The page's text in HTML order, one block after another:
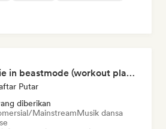
gym girlie in beastmode (workout playlist) 💪🎀
Putar
diberikan
MainstreamMusik dansa